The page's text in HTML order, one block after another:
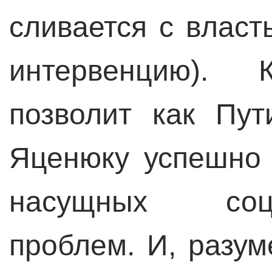
сливается с
интервенцию).
позволит как
Яценюку успешно
насущных
проблем. И,